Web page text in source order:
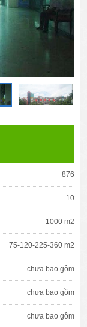
876
10
1000 m2
75-120-225-360 m2
chưa bao gồm
chưa bao gồm
chưa bao gồm